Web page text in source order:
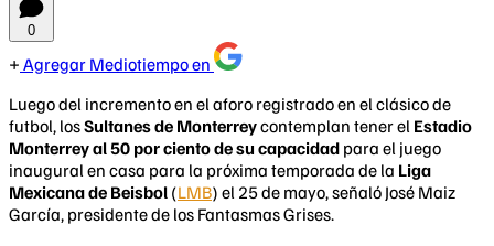
0
Agregar Mediotiempo en
Luego del incremento en el aforo registrado en el clásico de
futbol, losSultanes de Monterreycontemplan tener el Estadio
Monterrey al 50 por ciento de su capacidad para el juego
inaugural en casa para la próxima temporada de la Liga
Mexicana de Beisbol (LMB) el 25 de mayo, señaló José Maiz
García, presidente de los Fantasmas Grises.